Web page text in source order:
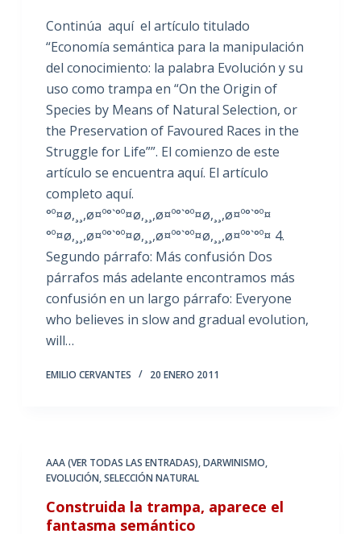
Continúa aquí el artículo titulado
“Economía semántica para la manipulación
del conocimiento: la palabra Evolución y su
uso como trampa en “On the Origin of
Species by Means of Natural Selection, or
the Preservation of Favoured Races in the
Struggle for Life””. El comienzo de este
artículo se encuentra aquí. El artículo
completo aquí.
°º¤ø,¸¸,ø¤º°`°º¤ø,¸¸,ø¤º°`°º¤ø,¸¸,ø¤º°`°º¤
°º¤ø,¸¸,ø¤º°`°º¤ø,¸¸,ø¤º°`°º¤ø,¸¸,ø¤º°`°º¤ 4.
Segundo párrafo: Más confusión Dos
párrafos más adelante encontramos más
confusión en un largo párrafo: Everyone
who believes in slow and gradual evolution,
will…
EMILIO CERVANTES 20 ENERO 2011
AAA (VER TODAS LAS ENTRADAS),DARWINISMO,
EVOLUCIÓN,SELECCIÓN NATURAL
Construida la trampa, aparece el
fantasma semántico